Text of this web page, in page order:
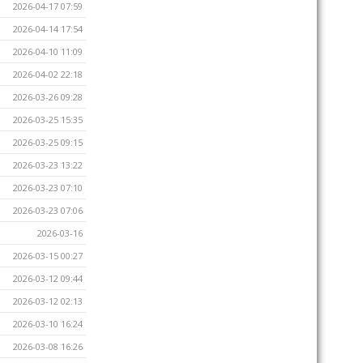
2026-04-17 07:59
2026-04-14 17:54
2026-04-10 11:09
2026-04-02 22:18
2026-03-26 09:28
2026-03-25 15:35
2026-03-25 09:15
2026-03-23 13:22
2026-03-23 07:10
2026-03-23 07:06
2026-03-16
2026-03-15 00:27
2026-03-12 09:44
2026-03-12 02:13
2026-03-10 16:24
2026-03-08 16:26